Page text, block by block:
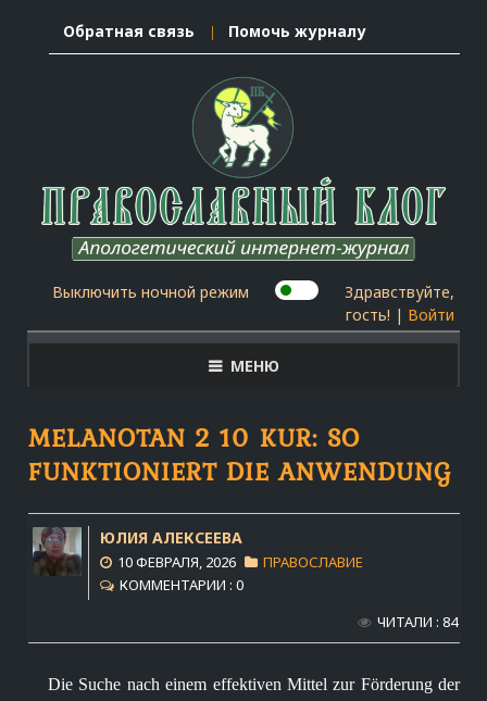
Обратная связь Помочь журналу
Выключить ночной режим
Здравствуйте,
гость! | Войти
МЕНЮ
MELANOTAN 2 10 KUR: SO
FUNKTIONIERT DIE ANWENDUNG
ЮЛИЯ АЛЕКСЕЕВА
10 ФЕВРАЛЯ, 2026
ПРАВОСЛАВИЕ
КОММЕНТАРИИ : 0
ЧИТАЛИ : 84
Die Suche nach einem effektiven Mittel zur Förderung der